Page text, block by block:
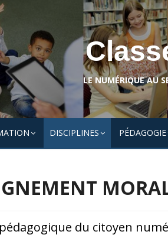
LE NUMÉRIQUE AU
DISCIPLINES PÉDAGOGIE
du citoyen